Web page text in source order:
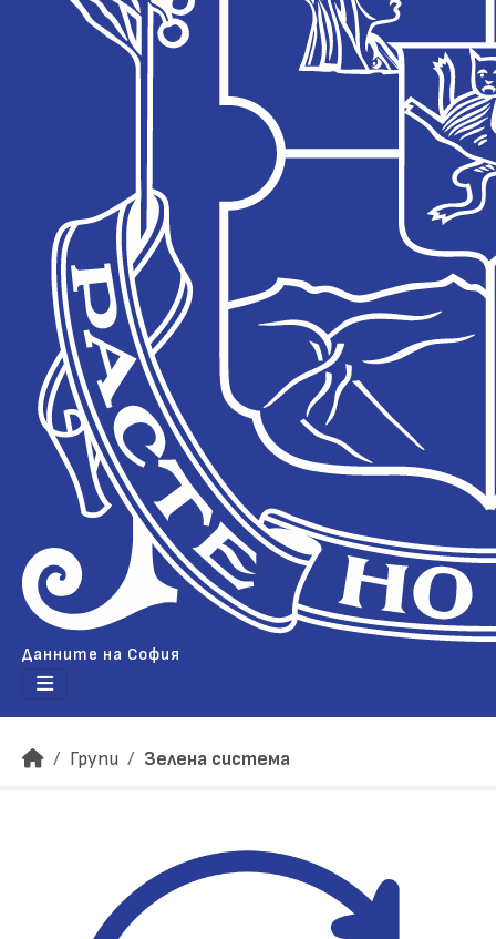
Данните на София
Групи Зелена система